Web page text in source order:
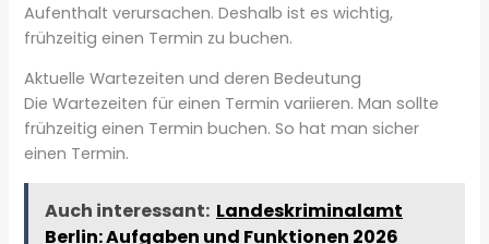
Aufenthalt verursachen. Deshalb ist es wichtig,
frühzeitig einen Termin zu buchen.
Aktuelle Wartezeiten und deren Bedeutung
Die Wartezeiten für einen Termin variieren. Man sollte
frühzeitig einen Termin buchen. So hat man sicher
einen Termin.
Auch interessant: Landeskriminalamt
Berlin: Aufgaben und Funktionen 2026